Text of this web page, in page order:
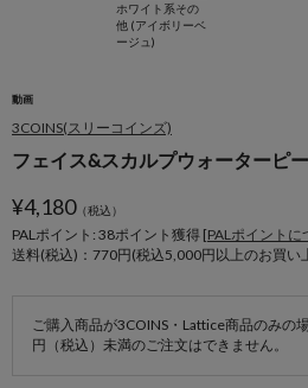
ホワイト系その
他 (アイボリーベ
ージュ)
動画
3COINS(スリーコインズ)
フェイス&スカルプウォーターピ
¥4,180（税込）
PALポイント: 38ポイント獲得 [PALポイントに
送料(税込)：770円(税込5,000円以上のお買い
ご購入商品が3COINS・Lattice商品のみの
円（税込）未満のご注文はできません。